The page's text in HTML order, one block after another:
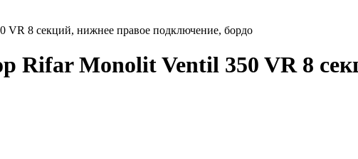
VR 8 секций, нижнее правое подключение, бордо
Rifar Monolit Ventil 350 VR 8